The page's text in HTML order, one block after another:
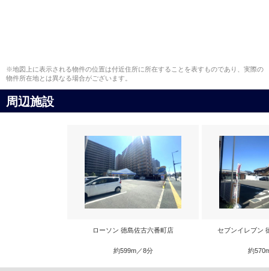
※地図上に表示される物件の位置は付近住所に所在することを表すものであり、実際の
物件所在地とは異なる場合がございます。
周辺施設
ローソン 徳島佐古六番町店
約599m／8分
セブンイレブン
約